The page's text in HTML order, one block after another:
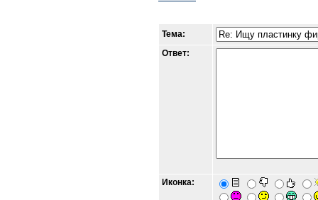
Тема:
Ответ:
Иконка: